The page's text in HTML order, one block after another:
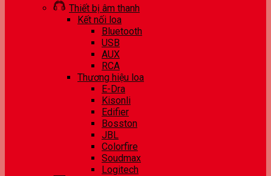
Thiết bị âm thanh
Kết nối loa
Bluetooth
USB
AUX
RCA
Thương hiệu loa
E-Dra
Kisonli
Edifier
Bosston
JBL
Colorfire
Soudmax
Logitech